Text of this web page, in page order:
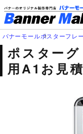
バナーモールポスターフレ
ポスター
用A1お見